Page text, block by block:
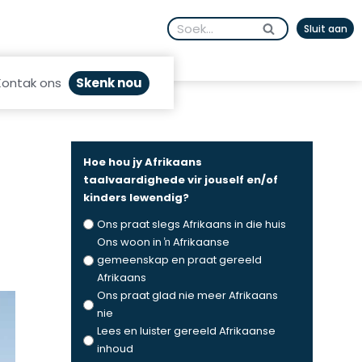
Search
for:
Sluit aan
ons Skenk nou
Hoe hou jy Afrikaans
taalvaardighede vir jouself en/of
kinders lewendig?
Ons praat slegs Afrikaans in die huis
Ons woon in ŉ Afrikaanse
gemeenskap en praat gereeld
Afrikaans
Ons praat glad nie meer Afrikaans
nie
Lees en luister gereeld Afrikaanse
inhoud